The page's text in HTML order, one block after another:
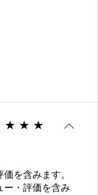
を含みます。
ー・評価を含み